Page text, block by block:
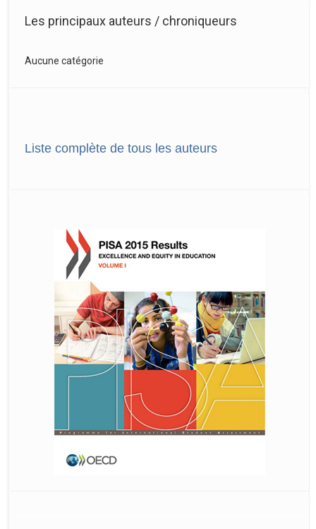
Les principaux auteurs / chroniqueurs
Aucune catégorie
Liste complète de tous les auteurs